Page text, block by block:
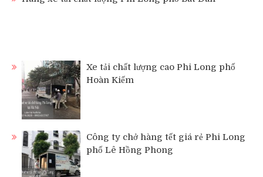
Xe tải chất lượng cao Phi Long phố
Hoàn Kiếm
Công ty chở hàng tết giá rẻ Phi Long
phố Lê Hồng Phong